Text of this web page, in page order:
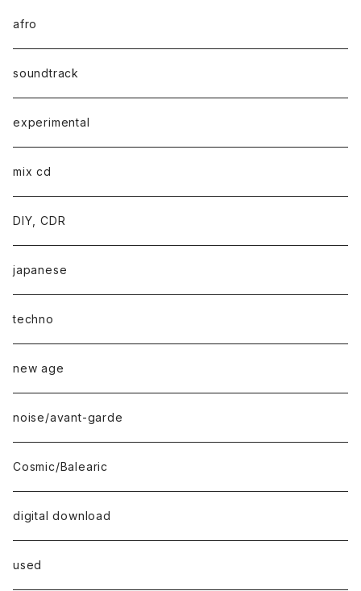
afro
soundtrack
experimental
mix cd
DIY, CDR
japanese
techno
new age
noise/avant-garde
Cosmic/Balearic
digital download
used